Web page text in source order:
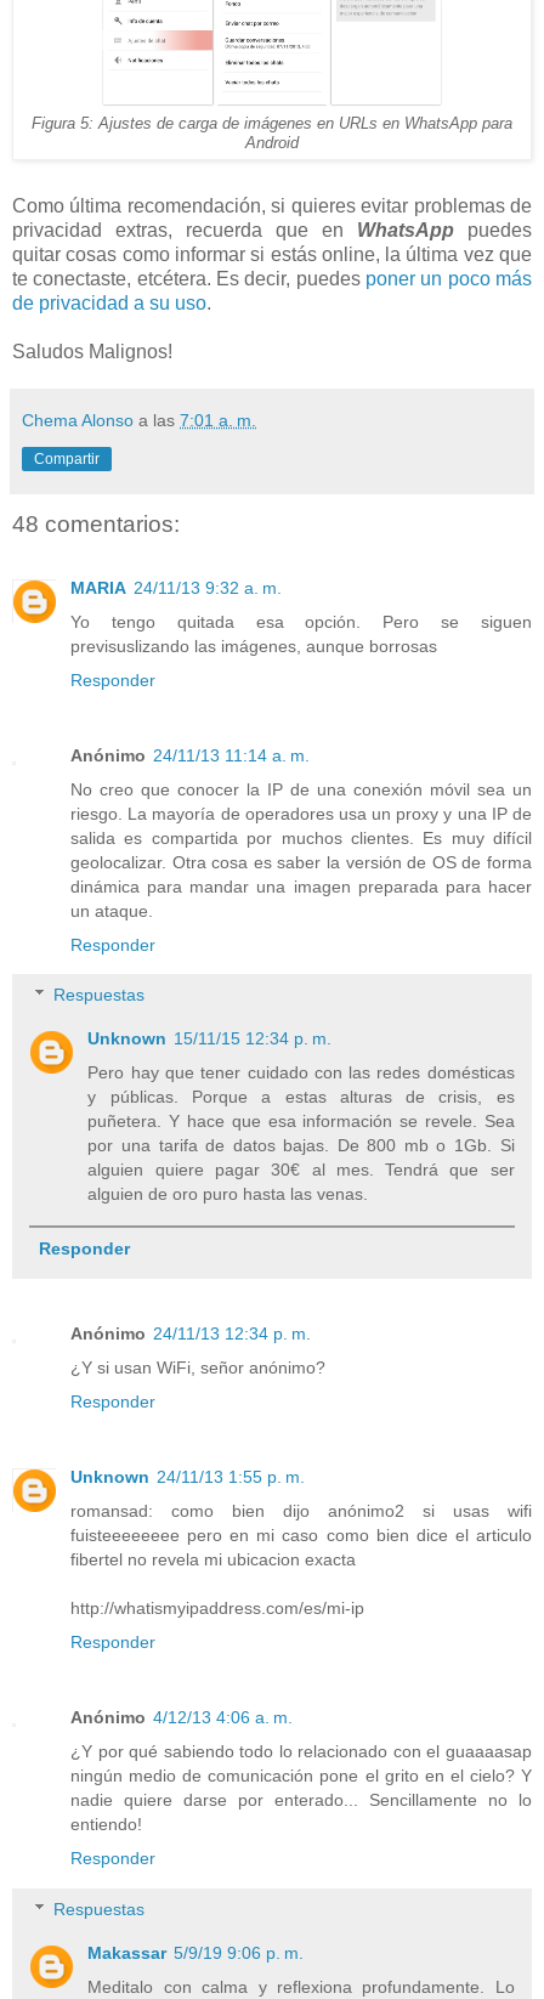
Figura 5: Ajustes de carga de imágenes en URLs en WhatsApp para
Android
Como última recomendación, si quieres evitar problemas de
privacidad extras, recuerda que en WhatsApp puedes
quitar cosas como informar si estás online, la última vez que
te conectaste, etcétera. Es decir, puedes poner un poco más
de privacidad a su uso.
Saludos Malignos!
Chema Alonso a las 7:01 a. m.
Compartir
48 comentarios:
MARIA 24/11/13 9:32 a. m.
Yo tengo quitada esa opción. Pero se siguen
previsuslizando las imágenes, aunque borrosas
Responder
Anónimo 24/11/13 11:14 a. m.
No creo que conocer la IP de una conexión móvil sea un
riesgo. La mayoría de operadores usa un proxy y una IP de
salida es compartida por muchos clientes. Es muy difícil
geolocalizar. Otra cosa es saber la versión de OS de forma
dinámica para mandar una imagen preparada para hacer
un ataque.
Responder
Respuestas
Unknown 15/11/15 12:34 p. m.
Pero hay que tener cuidado con las redes domésticas
y públicas. Porque a estas alturas de crisis, es
puñetera. Y hace que esa información se revele. Sea
por una tarifa de datos bajas. De 800 mb o 1Gb. Si
alguien quiere pagar 30€ al mes. Tendrá que ser
alguien de oro puro hasta las venas.
Responder
Anónimo 24/11/13 12:34 p. m.
¿Y si usan WiFi, señor anónimo?
Responder
Unknown 24/11/13 1:55 p. m.
romansad: como bien dijo anónimo2 si usas wifi
fuisteeeeeeee pero en mi caso como bien dice el articulo
fibertel no revela mi ubicacion exacta
http://whatismyipaddress.com/es/mi-ip
Responder
Anónimo 4/12/13 4:06 a. m.
¿Y por qué sabiendo todo lo relacionado con el guaaaasap
ningún medio de comunicación pone el grito en el cielo? Y
nadie quiere darse por enterado... Sencillamente no lo
entiendo!
Responder
Respuestas
Makassar 5/9/19 9:06 p. m.
Meditalo con calma y reflexiona profundamente. Lo